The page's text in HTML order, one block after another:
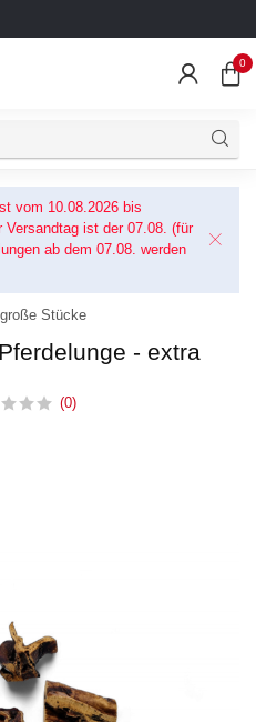
0
vom 10.08.2026 bis
ist der 07.08. (für
ab dem 07.08. werden
Stücke
- extra
(0)